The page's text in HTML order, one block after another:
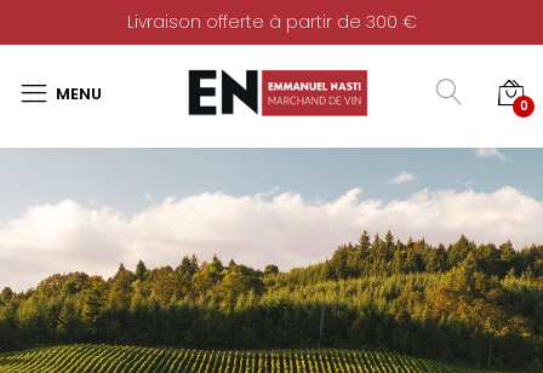
Livraison offerte à partir de 300 €
0